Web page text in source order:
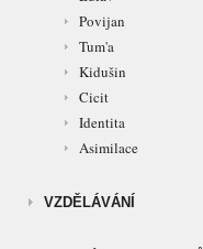
Povijan
Tum'a
Kidušin
Cicit
Identita
Asimilace
VZDĚLÁVÁNÍ